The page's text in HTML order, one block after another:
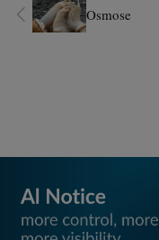
Osmose